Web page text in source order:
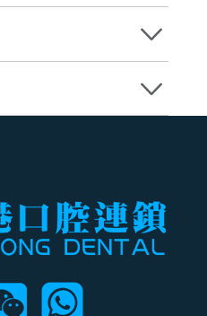
聯絡我們，告知我們你原本預約的